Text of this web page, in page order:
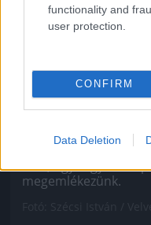
functionality and
user protection.
CONFIRM
Data Deletion
Ahogy minden ex
Gigiről se hallott
sem, úgyhogy most
megemlékezünk.